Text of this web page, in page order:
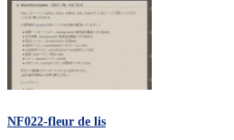
NF022-fleur de lis